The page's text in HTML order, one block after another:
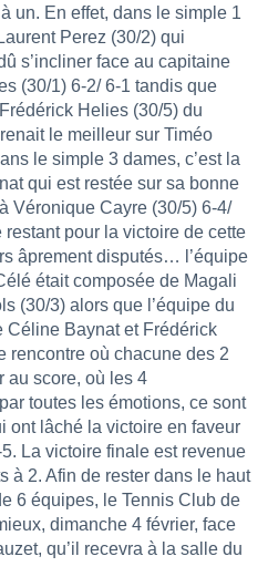
un. En effet, dans le simple 1
Perez (30/2) qui
s’incliner face au capitaine
(30/1) 6-2/ 6-1 tandis que
Helies (30/5) du
le meilleur sur Timéo
le simple 3 dames, c’est la
qui est restée sur sa bonne
Véronique Cayre (30/5) 6-4/
pour la victoire de cette
âprement disputés… l’équipe
était composée de Magali
(30/3) alors que l’équipe du
Céline Baynat et Frédérick
rencontre où chacune des 2
au score, où les 4
toutes les émotions, ce sont
ont lâché la victoire en faveur
La victoire finale est revenue
à 2. Afin de rester dans le haut
6 équipes, le Tennis Club de
dimanche 4 février, face
qu’il recevra à la salle du